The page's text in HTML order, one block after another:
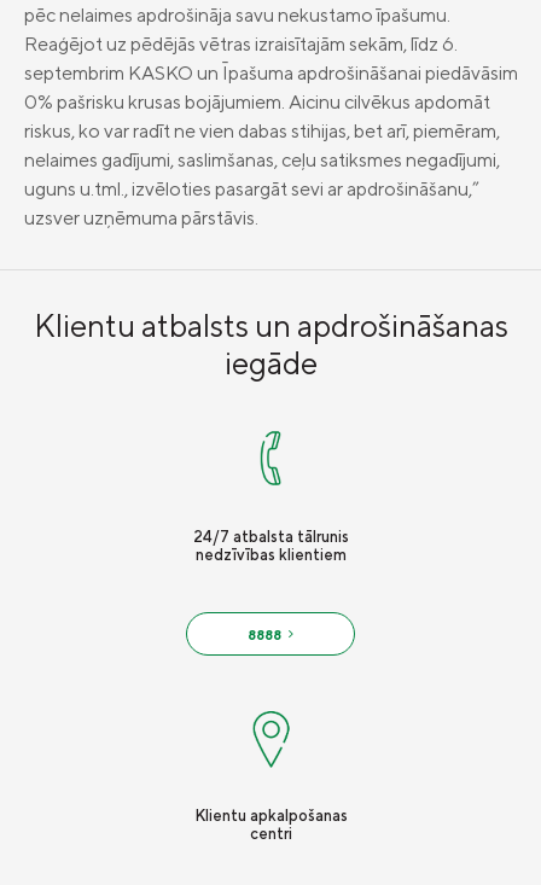
pēc nelaimes apdrošināja savu nekustamo īpašumu.
Reaģējot uz pēdējās vētras izraisītajām sekām, līdz 6.
septembrim KASKO un Īpašuma apdrošināšanai piedāvāsim
0% pašrisku krusas bojājumiem. Aicinu cilvēkus apdomāt
riskus, ko var radīt ne vien dabas stihijas, bet arī, piemēram,
nelaimes gadījumi, saslimšanas, ceļu satiksmes negadījumi,
uguns u.tml., izvēloties pasargāt sevi ar apdrošināšanu,”
uzsver uzņēmuma pārstāvis.
Klientu atbalsts un apdrošināšanas
iegāde
24/7 atbalsta tālrunis
nedzīvības klientiem
8888
Klientu apkalpošanas
centri